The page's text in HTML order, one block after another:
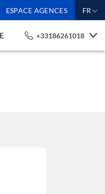
ESPACE AGENCES FR
+33186261018